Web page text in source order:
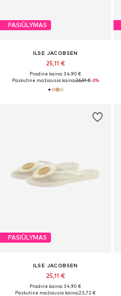
PASIŪLYMAS
ILSE JACOBSEN
25,11 €
Pradinė kaina: 34,90 €
Paskutinė mažiausia kaina:26,91 €-6%
PASIŪLYMAS
ILSE JACOBSEN
25,11 €
Pradinė kaina: 34,90 €
Paskutinė mažiausia kaina:23,72 €